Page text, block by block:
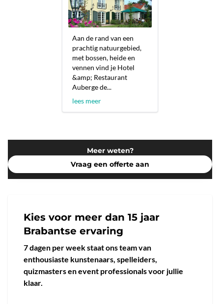
Aan de rand van een
prachtig natuurgebied,
met bossen, heide en
vennen vind je Hotel
&amp; Restaurant
Auberge de...
lees meer
Meer weten?
Vraag een offerte aan
Kies voor meer dan 15 jaar
Brabantse ervaring
7 dagen per week staat ons team van
enthousiaste kunstenaars, spelleiders,
quizmasters en event professionals voor jullie
klaar.